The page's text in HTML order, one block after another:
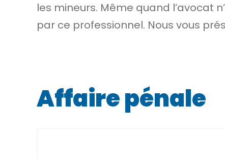
les mineurs. Même quand l’avocat
par ce professionnel. Nous vous
Affaire pénale